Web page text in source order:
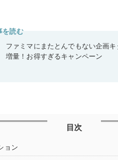
を読む
ファミマにまたとんでもない企画
増量！お得すぎるキャンペーン
目次
ョン